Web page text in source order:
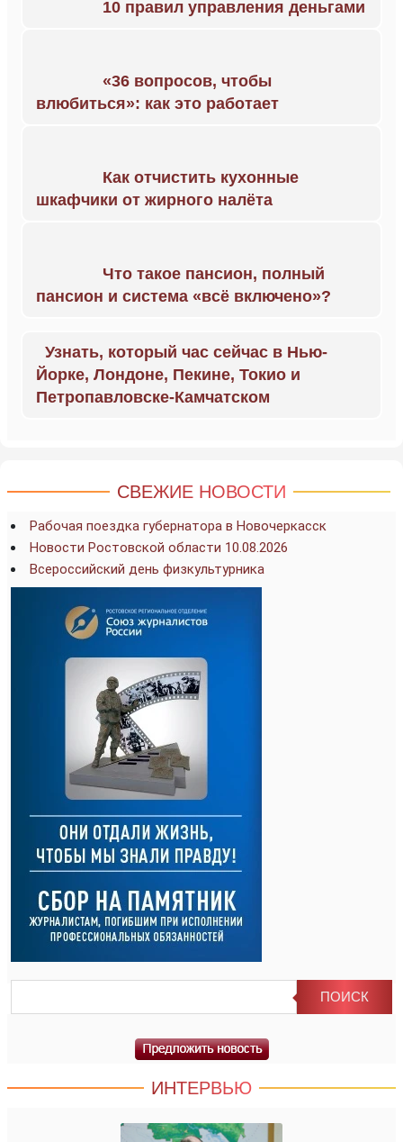
10 правил управления деньгами
«36 вопросов, чтобы
влюбиться»: как это работает
Как отчистить кухонные
шкафчики от жирного налёта
Что такое пансион, полный
пансион и система «всё включено»?
Узнать, который час сейчас в Нью-
Йорке, Лондоне, Пекине, Токио и
Петропавловске-Камчатском
СВЕЖИЕ НОВОСТИ
Рабочая поездка губернатора в Новочеркасск
Новости Ростовской области 10.08.2026
Всероссийский день физкультурника
ИНТЕРВЬЮ